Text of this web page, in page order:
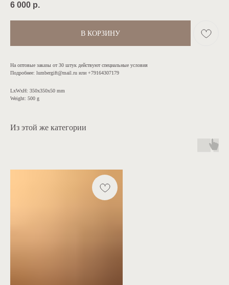
6 000 р.
В КОРЗИНУ
На оптовые заказы от 30 штук действуют специальные условия
Подробнее: lumbergift@mail.ru или +79164307179
LxWxH: 350x350x50 mm
Weight: 500 g
Из этой же категории